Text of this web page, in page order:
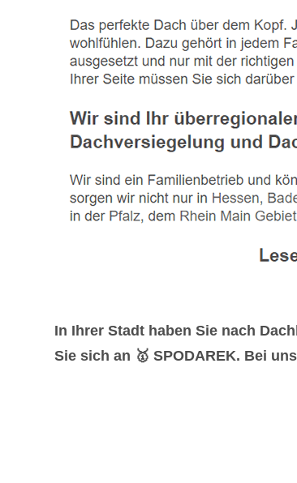
In Ihrer Stadt haben Sie nach
Sie sich an 🥇 SPODAREK. Bei